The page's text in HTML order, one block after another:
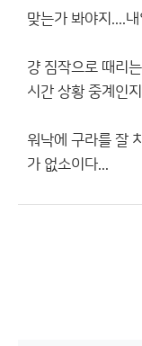
맞는가 봐야지....
걍 짐작으로 때리
시간 상황 중계인
워낙에 구라를 잘
가 없소이다...